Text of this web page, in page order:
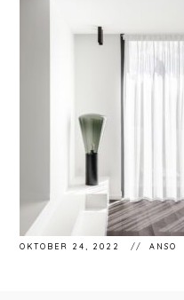
OKTOBER 24, 2022 ANSO